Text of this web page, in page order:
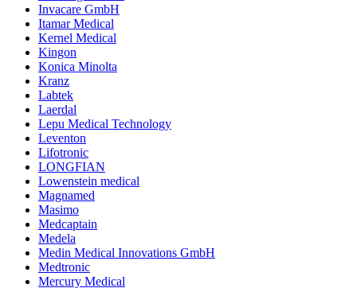
Invacare GmbH
Itamar Medical
Kernel Medical
Kingon
Konica Minolta
Kranz
Labtek
Laerdal
Lepu Medical Technology
Leventon
Lifotronic
LONGFIAN
Lowenstein medical
Magnamed
Masimo
Medcaptain
Medela
Medin Medical Innovations GmbH
Medtronic
Mercury Medical